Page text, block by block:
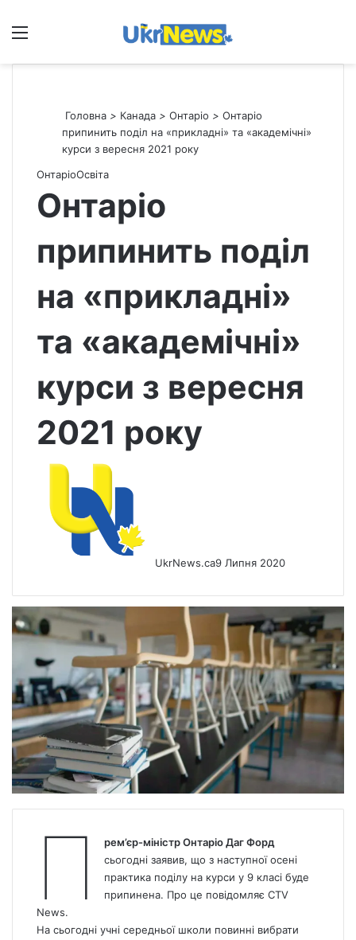
Меню
Головна > Канада > Онтаріо > Онтаріо
припинить поділ на «прикладні» та «академічні»
курси з вересня 2021 року
ОнтаріоОсвіта
Онтаріо
припинить поділ
на «прикладні»
та «академічні»
курси з вересня
2021 року
UkrNews.ca9 Липня 2020
П
рем’єр-міністр Онтаріо Даг Форд
сьогодні заявив, що з наступної осені
практика поділу на курси у 9 класі буде
припинена. Про це повідомляє CTV
News.
На сьогодні учні середньої школи повинні вибрати